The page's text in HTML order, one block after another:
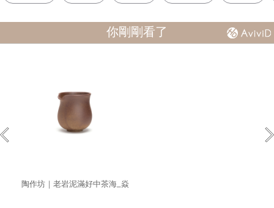
你剛剛看了
陶作坊｜老岩泥滿好中茶海_焱